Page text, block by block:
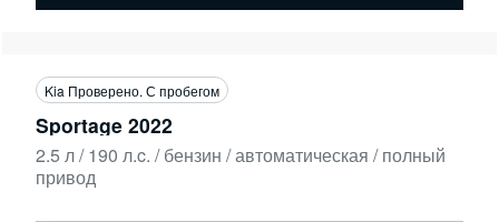
Kia Проверено. С пробегом
Sportage 2022
2.5 л / 190 л.c. / бензин / автоматическая / полный
привод